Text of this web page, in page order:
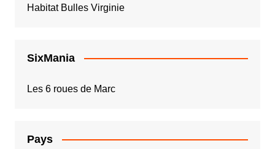
Habitat Bulles Virginie
SixMania
Les 6 roues de Marc
Pays